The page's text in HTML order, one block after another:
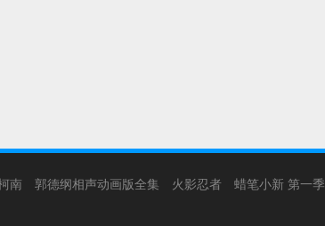
南 郭德纲相声动画版全集 火影忍者 蜡笔小新 第一季